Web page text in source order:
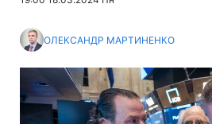
ОЛЕКСАНДР МАРТИНЕНКО